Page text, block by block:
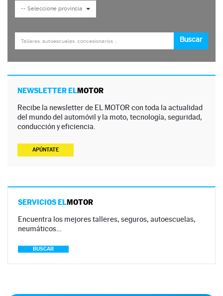
NEWSLETTER ELMOTOR
Recibe la newsletter de EL MOTOR con toda la actualidad
del mundo del automóvil y la moto, tecnología, seguridad,
conducción y eficiencia.
APÚNTATE
SERVICIOS ELMOTOR
Encuentra los mejores talleres, seguros, autoescuelas,
neumáticos…
BUSCAR